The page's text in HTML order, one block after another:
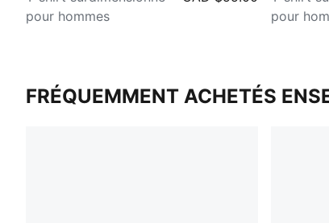
pour hommes
pour
FRÉQUEMMENT ACHETÉS